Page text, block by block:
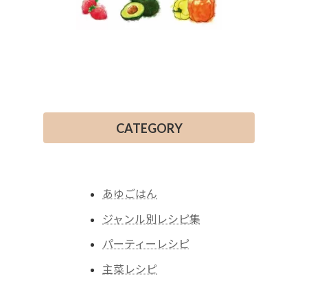
CATEGORY
あゆごはん
ジャンル別レシピ集
パーティーレシピ
主菜レシピ